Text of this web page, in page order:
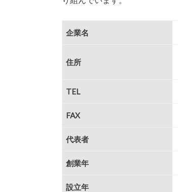
企業名
住所
TEL
FAX
代表者
創業年
設立年